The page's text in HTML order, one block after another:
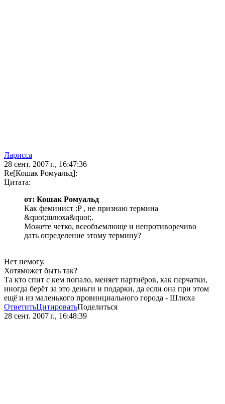
Ларисса
28 сент. 2007 г., 16:47:36
Re[Кошак Ромуальд]:
Цитата:
от: Кошак Ромуальд
Как феминист :P , не признаю термина
&quot;шлюха&quot;.
Можете четко, всеобъемлюще и непротиворечиво
дать определение этому термину?
Нет немогу.
Хотяможет быть так?
Та кто спит с кем попало, меняет партнёров, как перчатки,
иногда берёт за это деньги и подарки, да если она при этом
ещё и из маленького провинциального города - Шлюха
ОтветитьЦитироватьПоделиться
28 сент. 2007 г., 16:48:39